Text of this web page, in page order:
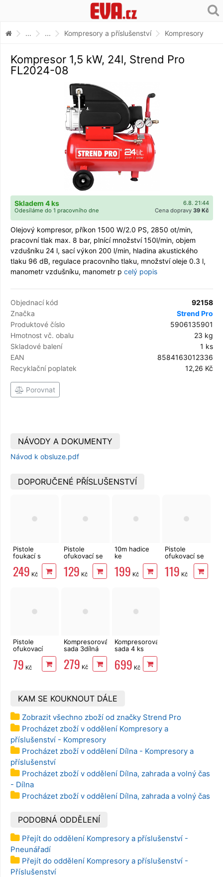
... ... Kompresory a příslušenství Kompresory
Kompresor 1,5 kW, 24l, Strend Pro
FL2024-08
6.8. 21:44
Skladem 4 ks
Cena dopravy 39 Kč
Odesíláme do 1 pracovního dne
Olejový kompresor, příkon 1500 W/2.0 PS, 2850 ot/min,
pracovní tlak max. 8 bar, plnící množství 150l/min, objem
vzdušníku 24 l, sací výkon 200 l/min, hladina akustického
tlaku 96 dB, regulace pracovního tlaku, množství oleje 0.3 l,
manometr vzdušníku, manometr p celý popis
Objednací kód
92158
Značka
Strend Pro
Produktové číslo
5906135901
Hmotnost vč. obalu
23 kg
Skladové balení
1 ks
EAN
8584163012336
Recyklační poplatek
12,26 Kč
Porovnat
NÁVODY A DOKUMENTY
Návod k obsluze.pdf
DOPORUČENÉ PŘÍSLUŠENSTVÍ
Pistole
foukací s
manometrem
EXTOL
Premium RP
249 Kč
Pistole
ofukovací se
2 tryskami
EXTOL
Premium BP
129 Kč
10m hadice
ke
kompresoru
1/4" EXTOL,
spirálová s
199 Kč
Pistole
ofukovací se
3 tryskami
Gude
119 Kč
Pistole
ofukovací
Gude BP 200
79 Kč
Kompresorová
sada 3dílná
279 Kč
Kompresorová
sada 4 ks
EXTOL Craft
99303
699 Kč
KAM SE KOUKNOUT DÁLE
Zobrazit všechno zboží od značky Strend Pro
Procházet zboží v oddělení Kompresory a
příslušenství - Kompresory
Procházet zboží v oddělení Dílna - Kompresory a
příslušenství
Procházet zboží v oddělení Dílna, zahrada a volný čas
- Dílna
Procházet zboží v oddělení Dílna, zahrada a volný čas
PODOBNÁ ODDĚLENÍ
Přejít do oddělení Kompresory a příslušenství -
Pneunářadí
Přejít do oddělení Kompresory a příslušenství -
Příslušenství